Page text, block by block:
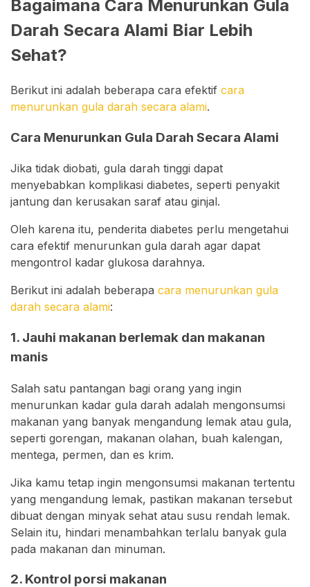
Bagaimana Cara Menurunkan Gula
Darah Secara Alami Biar Lebih
Sehat?
Berikut ini adalah beberapa cara efektif cara
menurunkan gula darah secara alami.
Cara Menurunkan Gula Darah Secara Alami
Jika tidak diobati, gula darah tinggi dapat
menyebabkan komplikasi diabetes, seperti penyakit
jantung dan kerusakan saraf atau ginjal.
Oleh karena itu, penderita diabetes perlu mengetahui
cara efektif menurunkan gula darah agar dapat
mengontrol kadar glukosa darahnya.
Berikut ini adalah beberapa cara menurunkan gula
darah secara alami:
1. Jauhi makanan berlemak dan makanan
manis
Salah satu pantangan bagi orang yang ingin
menurunkan kadar gula darah adalah mengonsumsi
makanan yang banyak mengandung lemak atau gula,
seperti gorengan, makanan olahan, buah kalengan,
mentega, permen, dan es krim.
Jika kamu tetap ingin mengonsumsi makanan tertentu
yang mengandung lemak, pastikan makanan tersebut
dibuat dengan minyak sehat atau susu rendah lemak.
Selain itu, hindari menambahkan terlalu banyak gula
pada makanan dan minuman.
2. Kontrol porsi makanan